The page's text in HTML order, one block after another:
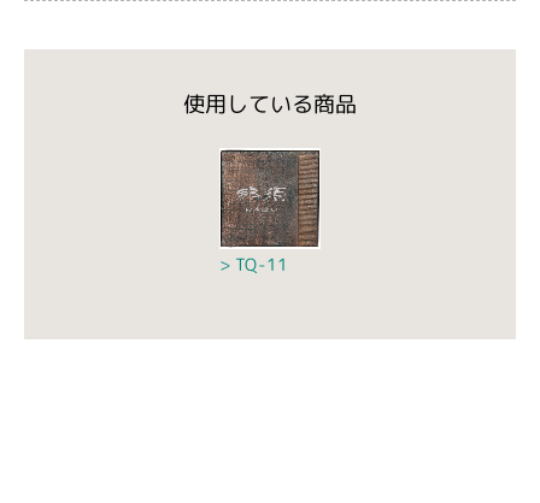
使用している商品
TQ-11